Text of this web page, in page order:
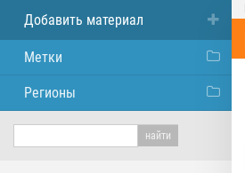
Добавить материал
Метки
Регионы